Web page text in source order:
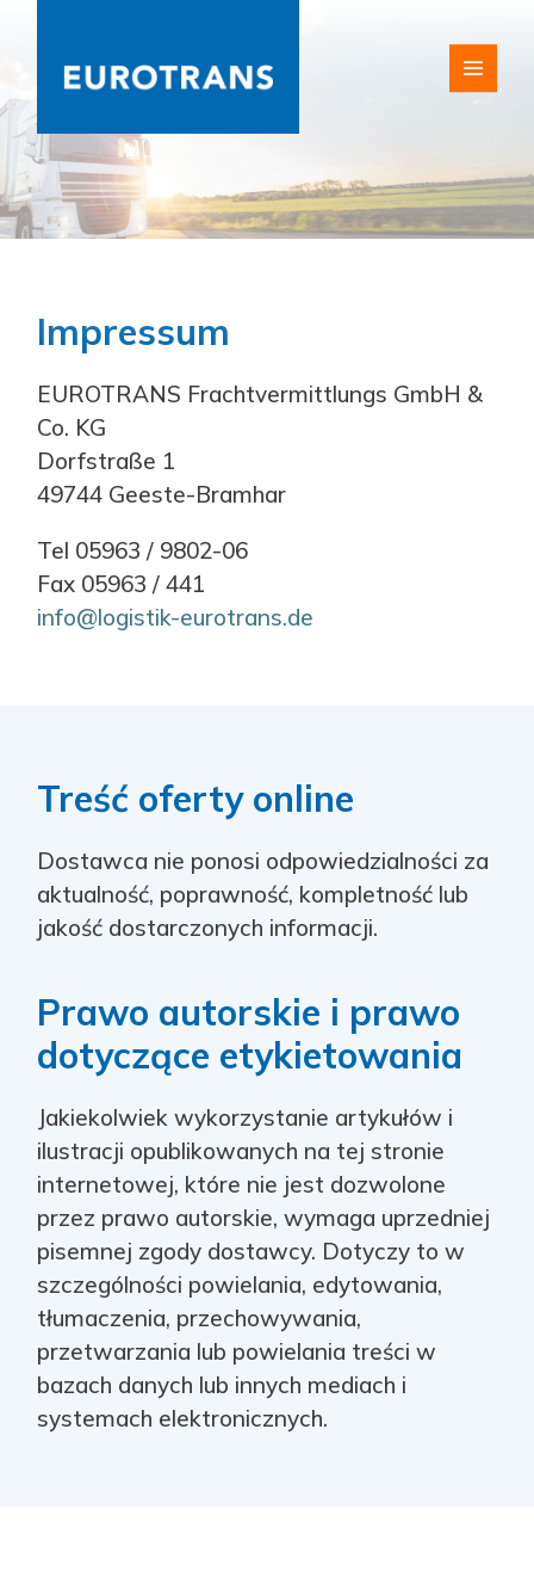
Impressum
EUROTRANS Frachtvermittlungs GmbH &
Co. KG
Dorfstraße 1
49744 Geeste-Bramhar
Tel 05963 / 9802-06
Fax 05963 / 441
info@logistik-eurotrans.de
Treść oferty online
Dostawca nie ponosi odpowiedzialności za
aktualność, poprawność, kompletność lub
jakość dostarczonych informacji.
Prawo autorskie i prawo
dotyczące etykietowania
Jakiekolwiek wykorzystanie artykułów i
ilustracji opublikowanych na tej stronie
internetowej, które nie jest dozwolone
przez prawo autorskie, wymaga uprzedniej
pisemnej zgody dostawcy. Dotyczy to w
szczególności powielania, edytowania,
tłumaczenia, przechowywania,
przetwarzania lub powielania treści w
bazach danych lub innych mediach i
systemach elektronicznych.